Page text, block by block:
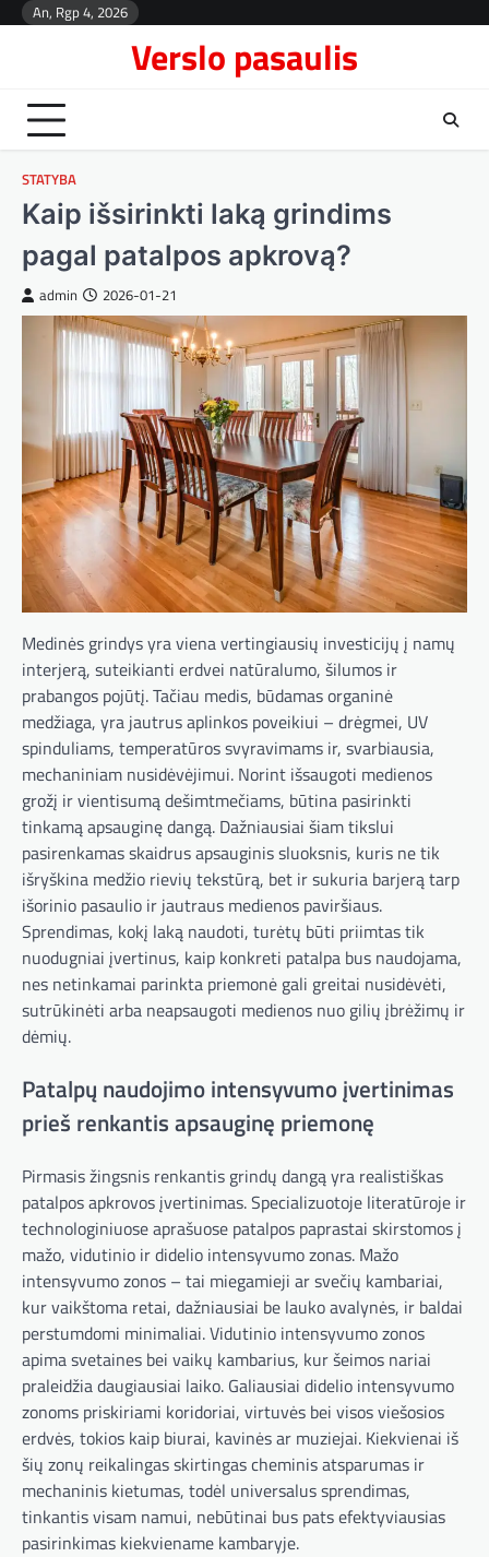
Skip An, Rgp 4, 2026
Verslo pasaulis
STATYBA
Kaip išsirinkti laką grindims
pagal patalpos apkrovą?
admin 2026-01-21
Medinės grindys yra viena vertingiausių investicijų į namų
interjerą, suteikianti erdvei natūralumo, šilumos ir
prabangos pojūtį. Tačiau medis, būdamas organinė
medžiaga, yra jautrus aplinkos poveikiui – drėgmei, UV
spinduliams, temperatūros svyravimams ir, svarbiausia,
mechaniniam nusidėvėjimui. Norint išsaugoti medienos
grožį ir vientisumą dešimtmečiams, būtina pasirinkti
tinkamą apsauginę dangą. Dažniausiai šiam tikslui
pasirenkamas skaidrus apsauginis sluoksnis, kuris ne tik
išryškina medžio rievių tekstūrą, bet ir sukuria barjerą tarp
išorinio pasaulio ir jautraus medienos paviršiaus.
Sprendimas, kokį laką naudoti, turėtų būti priimtas tik
nuodugniai įvertinus, kaip konkreti patalpa bus naudojama,
nes netinkamai parinkta priemonė gali greitai nusidėvėti,
sutrūkinėti arba neapsaugoti medienos nuo gilių įbrėžimų ir
dėmių.
Patalpų naudojimo intensyvumo įvertinimas
prieš renkantis apsauginę priemonę
Pirmasis žingsnis renkantis grindų dangą yra realistiškas
patalpos apkrovos įvertinimas. Specializuotoje literatūroje ir
technologiniuose aprašuose patalpos paprastai skirstomos į
mažo, vidutinio ir didelio intensyvumo zonas. Mažo
intensyvumo zonos – tai miegamieji ar svečių kambariai,
kur vaikštoma retai, dažniausiai be lauko avalynės, ir baldai
perstumdomi minimaliai. Vidutinio intensyvumo zonos
apima svetaines bei vaikų kambarius, kur šeimos nariai
praleidžia daugiausiai laiko. Galiausiai didelio intensyvumo
zonoms priskiriami koridoriai, virtuvės bei visos viešosios
erdvės, tokios kaip biurai, kavinės ar muziejai. Kiekvienai iš
šių zonų reikalingas skirtingas cheminis atsparumas ir
mechaninis kietumas, todėl universalus sprendimas,
tinkantis visam namui, nebūtinai bus pats efektyviausias
pasirinkimas kiekviename kambaryje.